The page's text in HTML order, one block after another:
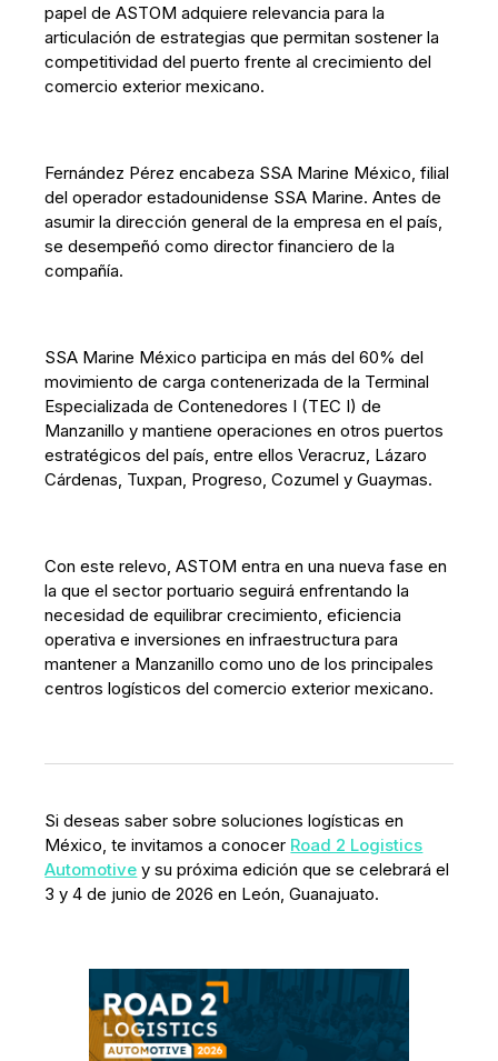
papel de ASTOM adquiere relevancia para la
articulación de estrategias que permitan sostener la
competitividad del puerto frente al crecimiento del
comercio exterior mexicano.
Fernández Pérez encabeza SSA Marine México, filial
del operador estadounidense SSA Marine. Antes de
asumir la dirección general de la empresa en el país,
se desempeñó como director financiero de la
compañía.
SSA Marine México participa en más del 60% del
movimiento de carga contenerizada de la Terminal
Especializada de Contenedores I (TEC I) de
Manzanillo y mantiene operaciones en otros puertos
estratégicos del país, entre ellos Veracruz, Lázaro
Cárdenas, Tuxpan, Progreso, Cozumel y Guaymas.
Con este relevo, ASTOM entra en una nueva fase en
la que el sector portuario seguirá enfrentando la
necesidad de equilibrar crecimiento, eficiencia
operativa e inversiones en infraestructura para
mantener a Manzanillo como uno de los principales
centros logísticos del comercio exterior mexicano.
Si deseas saber sobre soluciones logísticas en
México, te invitamos a conocer Road 2 Logistics
Automotive y su próxima edición que se celebrará el
3 y 4 de junio de 2026 en León, Guanajuato.